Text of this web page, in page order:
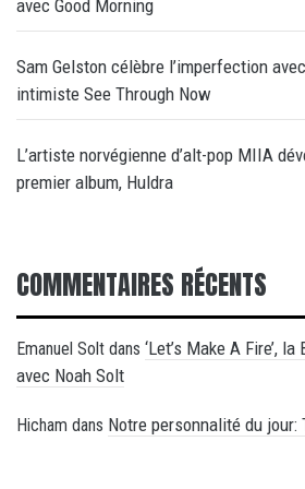
avec Good Morning
Sam Gelston célèbre l’imperfection
intimiste See Through Now
L’artiste norvégienne d’alt-pop MIIA
premier album, Huldra
COMMENTAIRES RÉCENTS
Emanuel Solt dans ‘Let’s Make A Fire’,
avec Noah Solt
Hicham dans Notre personnalité du jour: